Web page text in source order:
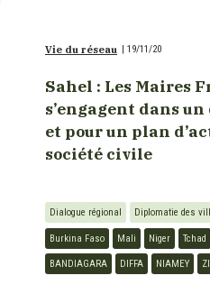
Vie du réseau 19/11/20
Sahel : Les Maires
s’engagent dans
et pour un plan
société civile
Dialogue régional Diplomatie des
Burkina Faso Mali Niger Tchad
BANDIAGARA DIFFA NIAMEY